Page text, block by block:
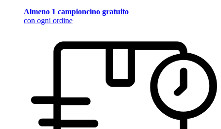
Almeno 1 campioncino gratuito
con ogni ordine